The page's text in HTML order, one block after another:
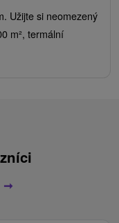
Užijte si neomezený
m², termální